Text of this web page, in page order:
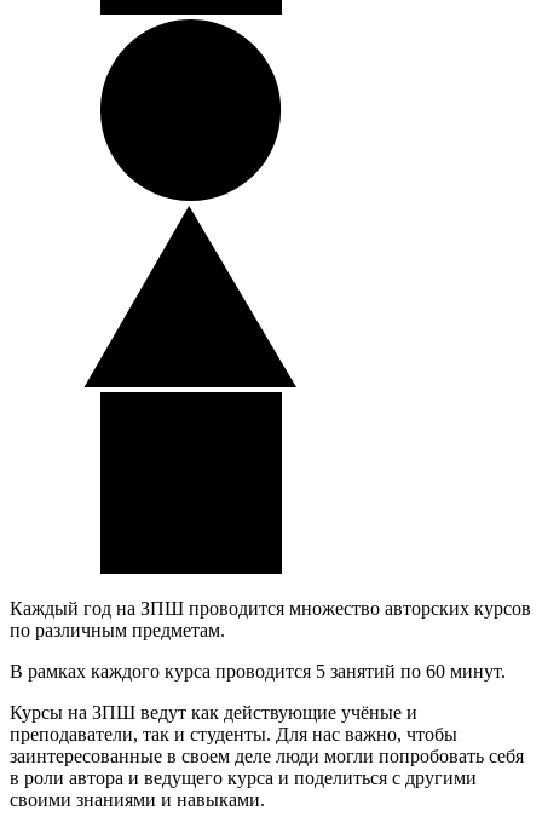
Каждый год на ЗПШ проводится множество авторских курсов
по различным предметам.
В рамках каждого курса проводится 5 занятий по 60 минут.
Курсы на ЗПШ ведут как действующие учёные и
преподаватели, так и студенты. Для нас важно, чтобы
заинтересованные в своем деле люди могли попробовать себя
в роли автора и ведущего курса и поделиться с другими
своими знаниями и навыками.